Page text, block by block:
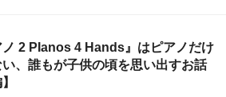
ノ 2 PIanos 4 Hands』はピアノだけ
い、誰もが子供の頃を思い出すお話